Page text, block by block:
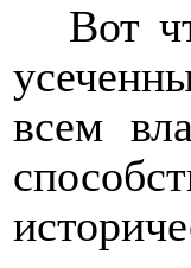
Вот
всем